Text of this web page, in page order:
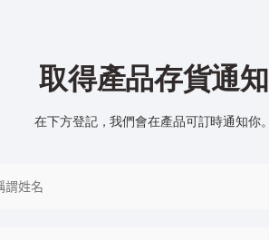
取得產品存貨通知
在下方登記，我們會在產品可訂時通知你。